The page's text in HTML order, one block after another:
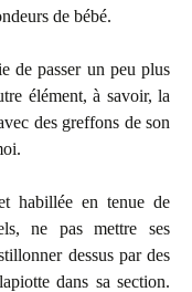
de bébé.
de passer un peu plus
élément, à savoir, la
des greffons de son
habillée en tenue de
ne pas mettre ses
dessus par des
dans sa section.